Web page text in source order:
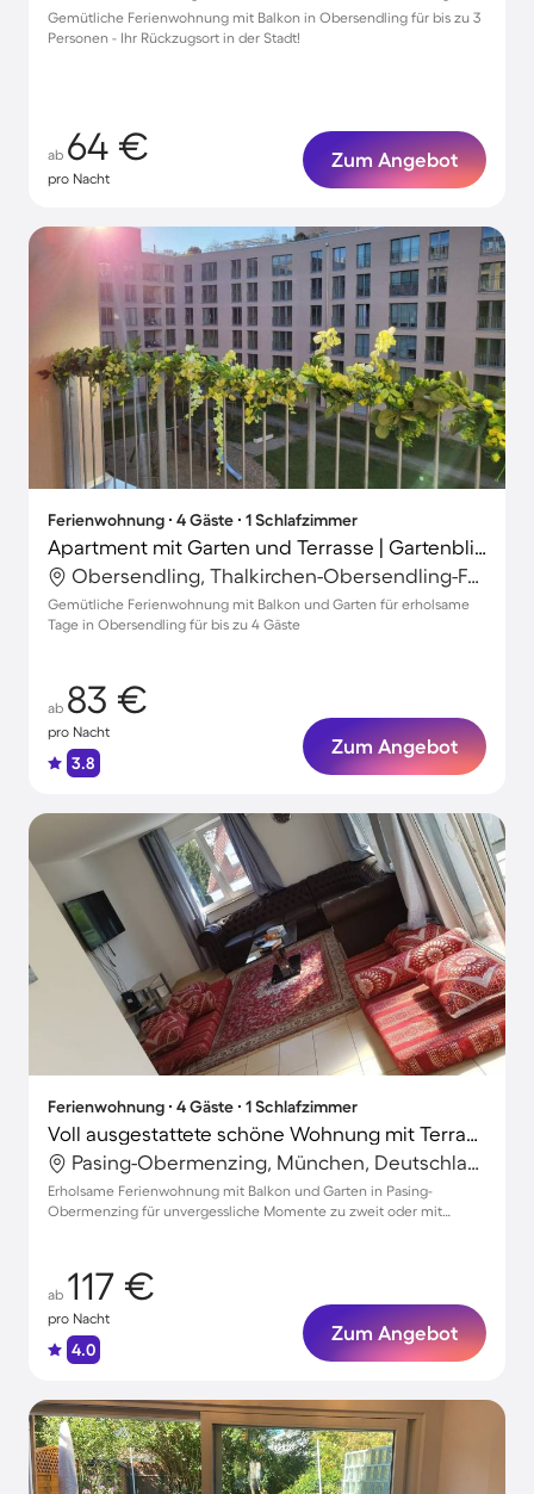
Gemütliche Ferienwohnung mit Balkon in Obersendling für bis zu 3
Personen - Ihr Rückzugsort in der Stadt!
ab 64 €
pro Nacht
Zum Angebot
Ferienwohnung ∙ 4 Gäste ∙ 1 Schlafzimmer
Apartment mit Garten und Terrasse | Gartenblick
Obersendling, Thalkirchen-Obersendling-Forstenried-Fürstenried-Solln, München
Gemütliche Ferienwohnung mit Balkon und Garten für erholsame
Tage in Obersendling für bis zu 4 Gäste
ab 83 €
pro Nacht
3.8
Zum Angebot
Ferienwohnung ∙ 4 Gäste ∙ 1 Schlafzimmer
Voll ausgestattete schöne Wohnung mit Terrasse und Garten
Pasing-Obermenzing, München, Deutschland
Erholsame Ferienwohnung mit Balkon und Garten in Pasing-
Obermenzing für unvergessliche Momente zu zweit oder mit
ab 117 €
pro Nacht
4.0
Zum Angebot